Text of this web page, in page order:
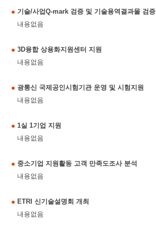
기술/사업Q-mark 검증 및 기술용역결과물 검증
내용없음
3D융합 상용화지원센터 지원
내용없음
광통신 국제공인시험기관 운영 및 시험지원
내용없음
1실 1기업 지원
내용없음
중소기업 지원활동 고객 만족도조사 분석
내용없음
ETRI 신기술설명회 개최
내용없음